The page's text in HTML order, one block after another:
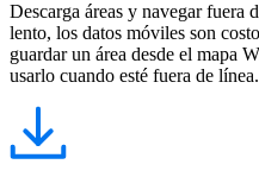
Descarga áreas y navegar fuera
lento, los datos móviles son
guardar un área desde el mapa
usarlo cuando esté fuera de línea.